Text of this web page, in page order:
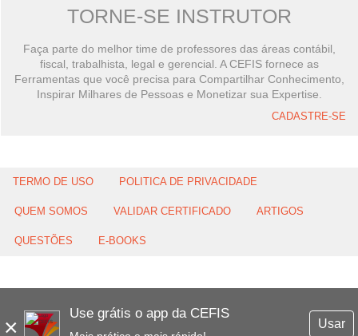
×
Use grátis o app da CEFIS
Usar
TORNE-SE INSTRUTOR
Faça parte do melhor time de professores das áreas contábil,
fiscal, trabalhista, legal e gerencial. A CEFIS fornece as
Ferramentas que você precisa para Compartilhar Conhecimento,
Inspirar Milhares de Pessoas e Monetizar sua Expertise.
CADASTRE-SE
TERMO DE USO POLITICA DE PRIVACIDADE
QUEM SOMOS VALIDAR CERTIFICADO ARTIGOS
QUESTÕES E-BOOKS